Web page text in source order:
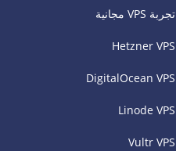
تجربة VPS مجانية
Hetzner VPS
DigitalOcean VPS
Linode VPS
Vultr VPS